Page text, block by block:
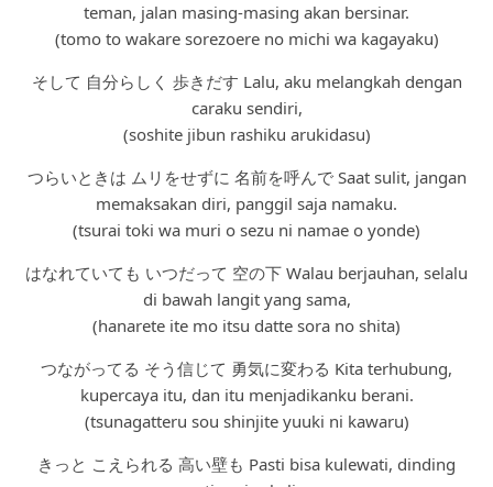
teman, jalan masing-masing akan bersinar.
(tomo to wakare sorezoere no michi wa kagayaku)
そして 自分らしく 歩きだす Lalu, aku melangkah dengan
caraku sendiri,
(soshite jibun rashiku arukidasu)
つらいときは ムリをせずに 名前を呼んで Saat sulit, jangan
memaksakan diri, panggil saja namaku.
(tsurai toki wa muri o sezu ni namae o yonde)
はなれていても いつだって 空の下 Walau berjauhan, selalu
di bawah langit yang sama,
(hanarete ite mo itsu datte sora no shita)
つながってる そう信じて 勇気に変わる Kita terhubung,
kupercaya itu, dan itu menjadikanku berani.
(tsunagatteru sou shinjite yuuki ni kawaru)
きっと こえられる 高い壁も Pasti bisa kulewati, dinding